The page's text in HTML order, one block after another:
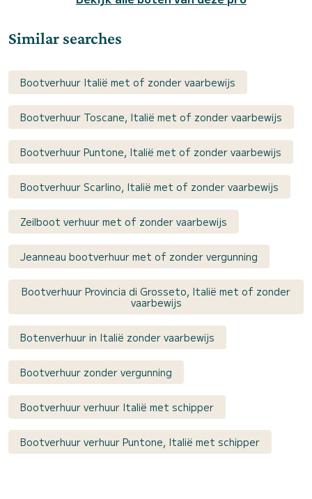
Similar searches
Bootverhuur Italië met of zonder vaarbewijs
Bootverhuur Toscane, Italië met of zonder vaarbewijs
Bootverhuur Puntone, Italië met of zonder vaarbewijs
Bootverhuur Scarlino, Italië met of zonder vaarbewijs
Zeilboot verhuur met of zonder vaarbewijs
Jeanneau bootverhuur met of zonder vergunning
Bootverhuur Provincia di Grosseto, Italië met of zonder
vaarbewijs
Botenverhuur in Italië zonder vaarbewijs
Bootverhuur zonder vergunning
Bootverhuur verhuur Italië met schipper
Bootverhuur verhuur Puntone, Italië met schipper